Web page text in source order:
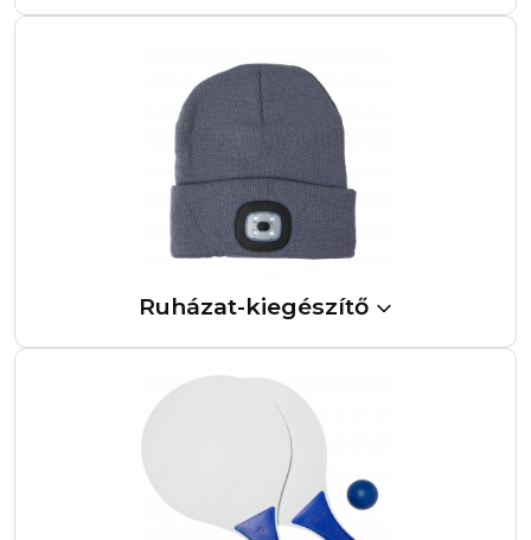
Ruházat-kiegészítő